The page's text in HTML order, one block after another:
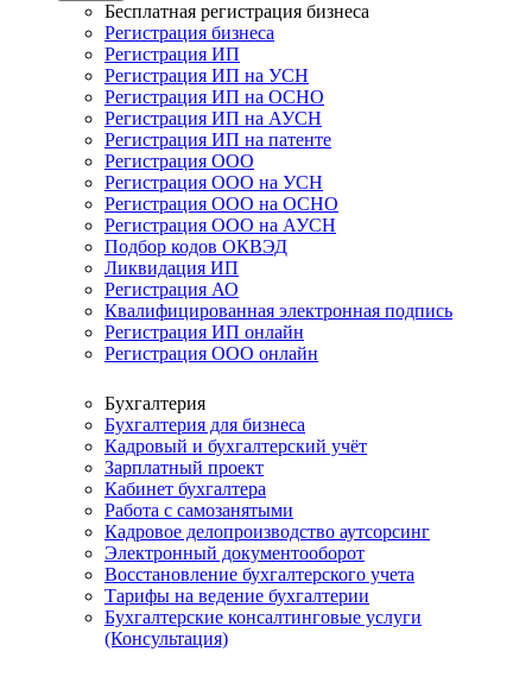
Бесплатная регистрация бизнеса
Регистрация бизнеса
Регистрация ИП
Регистрация ИП на УСН
Регистрация ИП на ОСНО
Регистрация ИП на АУСН
Регистрация ИП на патенте
Регистрация ООО
Регистрация ООО на УСН
Регистрация ООО на ОСНО
Регистрация ООО на АУСН
Подбор кодов ОКВЭД
Ликвидация ИП
Регистрация АО
Квалифицированная электронная подпись
Регистрация ИП онлайн
Регистрация ООО онлайн
Бухгалтерия
Бухгалтерия для бизнеса
Кадровый и бухгалтерский учёт
Зарплатный проект
Кабинет бухгалтера
Работа с самозанятыми
Кадровое делопроизводство аутсорсинг
Электронный документооборот
Восстановление бухгалтерского учета
Тарифы на ведение бухгалтерии
Бухгалтерские консалтинговые услуги
(Консультация)